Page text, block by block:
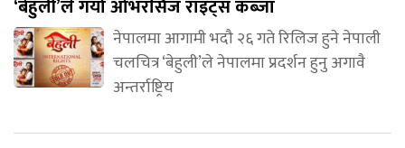
‘बेहुली’ले गर्यो ओभरसिज राइट्स कब्जा
नेपालमा आगामी भदौ २६ गते रिलिज हुने नेपाली
चलचित्र ‘बेहुली’ले नेपालमा प्रदर्शन हुनु अगावै
अन्तर्राष्ट्रिय